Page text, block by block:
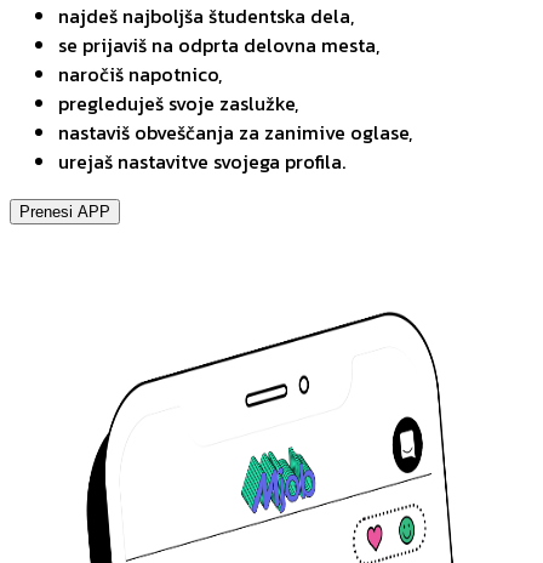
najdeš najboljša študentska dela,
se prijaviš na odprta delovna mesta,
naročiš napotnico,
pregleduješ svoje zaslužke,
nastaviš obveščanja za zanimive oglase,
urejaš nastavitve svojega profila.
Prenesi APP